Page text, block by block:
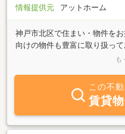
情報提供元
アットホーム
神戸市北区で住まい・物件を
向けの物件も豊富に取り扱っ
ト・貸家、ワンルームからフ
など事業用物件や月極駐車場も
も
この不
賃貸